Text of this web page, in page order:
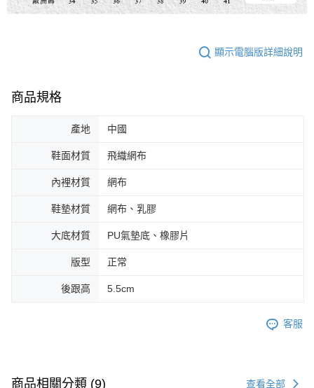
顯示電腦版詳細說明
商品規格
產地 中國
鞋面材質 飛織網布
內裡材質 網布
鞋墊材質 網布、乳膠
大底材質 PU氣墊底、橡膠片
版型 正常
後跟高 5.5cm
客服
商品相關分類 (9) 查看全部